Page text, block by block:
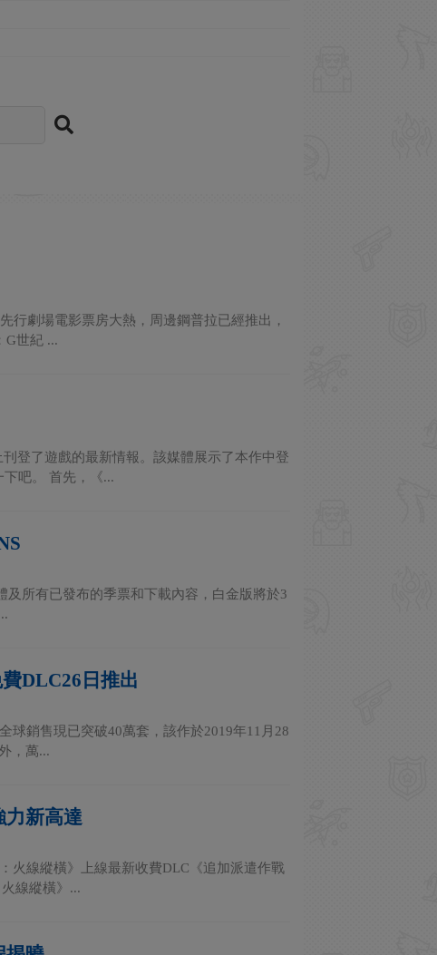
行劇場電影票房大熱，周邊鋼普拉已經推出，
G世紀 ...
登了遊戲的最新情報。該媒體展示了本作中登
吧。 首先，《...
所有已發布的季票和下載內容，白金版將於3
DLC26日推出
球銷售現已突破40萬套，該作於2019年11月28
，萬...
力新高達
火線縱橫》上線最新收費DLC《追加派遣作戰
線縱橫》...